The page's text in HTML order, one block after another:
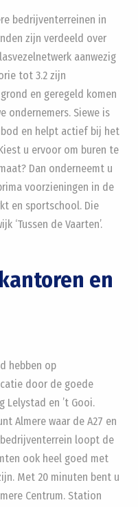
bedrijventerreinen in
zijn verdeeld over
aanwezig
tot 3.2 zijn
en geregeld komen
ondernemers. Siewe is
en helpt actief bij het
u ervoor om buren te
Dan onderneemt u
voorzieningen in de
en sportschool. Die
‘Tussen de Vaarten’.
en
hebben op
door de goede
Lelystad en ’t Gooi.
Almere waar de A27 en
loopt de
ook heel goed met
Met 20 minuten bent u
Centrum. Station